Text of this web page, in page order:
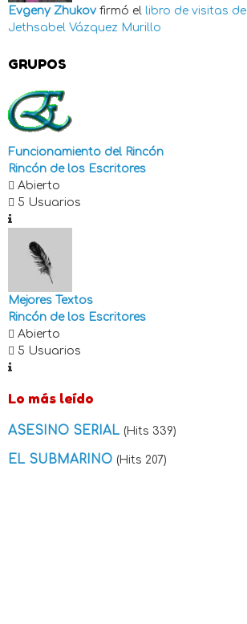
Evgeny Zhukov firmó el libro de visitas de
Jethsabel Vázquez Murillo
GRUPOS
Funcionamiento del Rincón
Rincón de los Escritores
Abierto
5 Usuarios
Mejores Textos
Rincón de los Escritores
Abierto
5 Usuarios
Lo más leído
ASESINO SERIAL (Hits 339)
EL SUBMARINO (Hits 207)